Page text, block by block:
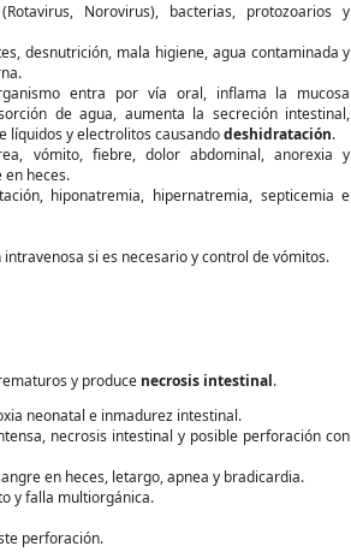
Norovirus), bacterias, protozoarios y
desnutrición, mala higiene, agua contaminada y
entra por vía oral, inflama la mucosa
de agua, aumenta la secreción intestinal,
líquidos y electrolitos causandodeshidratación.
vómito, fiebre, dolor abdominal, anorexia y
en heces.
hiponatremia, hipernatremia, septicemia e
si es necesario y control de vómitos.
y produce necrosis intestinal.
neonatal e inmadurez intestinal.
necrosis intestinal y posible perforación con
en heces, letargo, apnea y bradicardia.
y falla multiorgánica.
perforación.